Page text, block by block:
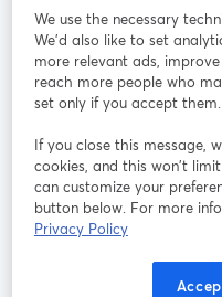
Mitmachen
Webinar
Nutzungsbedingungen
Datenschutzrichtlinie
We use the necessary
We'd also like to set
more relevant ads,
reach more people who
set only if you accept them.
If you close this message,
cookies, and this won’t
can customize your
button below. For more
Privacy Policy